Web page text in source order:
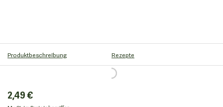
Produktbeschreibung Rezepte
2,49 €